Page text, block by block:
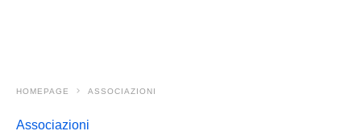
HOMEPAGE ASSOCIAZIONI
Associazioni